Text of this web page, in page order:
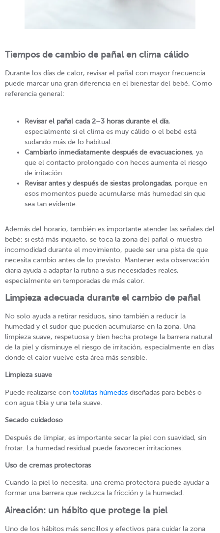
Tiempos de cambio de pañal en clima cálido
Durante los días de calor, revisar el pañal con mayor frecuencia
puede marcar una gran diferencia en el bienestar del bebé. Como
referencia general:
Revisar el pañal cada 2–3 horas durante el día,
especialmente si el clima es muy cálido o el bebé está
sudando más de lo habitual.
Cambiarlo inmediatamente después de evacuaciones, ya
que el contacto prolongado con heces aumenta el riesgo
de irritación.
Revisar antes y después de siestas prolongadas, porque en
esos momentos puede acumularse más humedad sin que
sea tan evidente.
Además del horario, también es importante atender las señales del
bebé: si está más inquieto, se toca la zona del pañal o muestra
incomodidad durante el movimiento, puede ser una pista de que
necesita cambio antes de lo previsto. Mantener esta observación
diaria ayuda a adaptar la rutina a sus necesidades reales,
especialmente en temporadas de más calor.
Limpieza adecuada durante el cambio de pañal
No solo ayuda a retirar residuos, sino también a reducir la
humedad y el sudor que pueden acumularse en la zona. Una
limpieza suave, respetuosa y bien hecha protege la barrera natural
de la piel y disminuye el riesgo de irritación, especialmente en días
donde el calor vuelve esta área más sensible.
Limpieza suave
Puede realizarse con toallitas húmedas diseñadas para bebés o
con agua tibia y una tela suave.
Secado cuidadoso
Después de limpiar, es importante secar la piel con suavidad, sin
frotar. La humedad residual puede favorecer irritaciones.
Uso de cremas protectoras
Cuando la piel lo necesita, una crema protectora puede ayudar a
formar una barrera que reduzca la fricción y la humedad.
Aireación: un hábito que protege la piel
Uno de los hábitos más sencillos y efectivos para cuidar la zona